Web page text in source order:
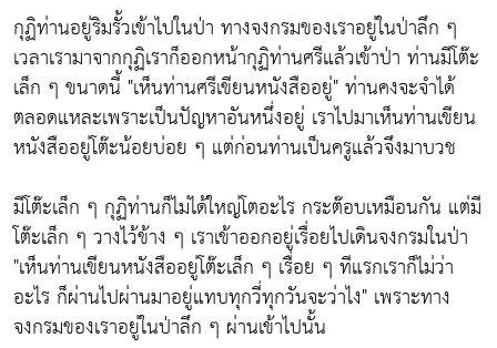
กุฏิท่านอยู่ริมรั้วเข้าไปในป่า ทางจงกรมของเราอยู่ในป่าลึก ๆ
เวลาเรามาจากกุฏิเราก็ออกหน้ากุฏิท่านศรีแล้วเข้าป่า ท่านมีโต๊ะ
เล็ก ๆ ขนาดนี้ "เห็นท่านศรีเขียนหนังสืออยู่"ท่านคงจะจำได้
ตลอดแหละเพราะเป็นปัญหาอันหนึ่งอยู่ เราไปมาเห็นท่านเขียน
หนังสืออยู่โต๊ะน้อยบ่อย ๆ แต่ก่อนท่านเป็นครูแล้วจึงมาบวช
มีโต๊ะเล็ก ๆ กุฏิท่านก็ไม่ได้ใหญ่โตอะไร กระต๊อบเหมือนกัน แต่มี
โต๊ะเล็ก ๆ วางไว้ข้าง ๆ เราเข้าออกอยู่เรื่อยไปเดินจงกรมในป่า
"เห็นท่านเขียนหนังสืออยู่โต๊ะเล็ก ๆ เรื่อย ๆ ทีแรกเราก็ไม่ว่า
อะไร ก็ผ่านไปผ่านมาอยู่แทบทุกวี่ทุกวันจะว่าไง" เพราะทาง
จงกรมของเราอยู่ในป่าลึก ๆ ผ่านเข้าไปนั้น